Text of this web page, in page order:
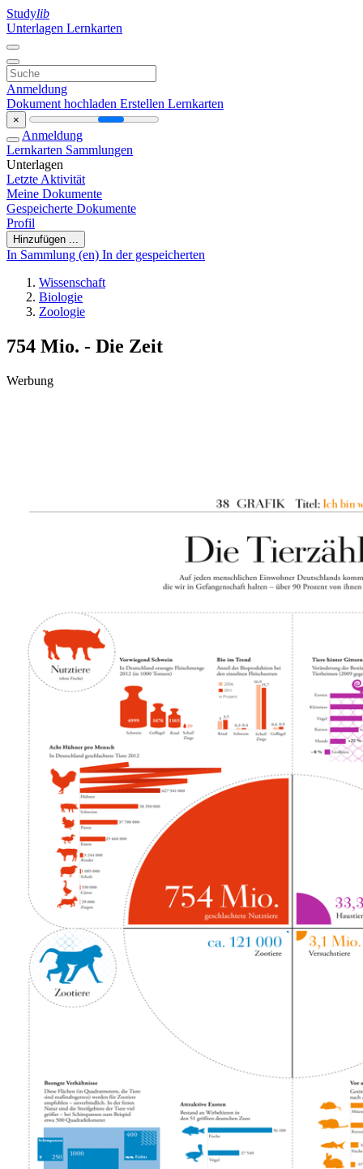
Studylib
Unterlagen Lernkarten
Anmeldung
Dokument hochladen Erstellen Lernkarten
×
Anmeldung
Lernkarten Sammlungen
Unterlagen
Letzte Aktivität
Meine Dokumente
Gespeicherte Dokumente
Profil
Hinzufügen ...
In Sammlung (en) In der gespeicherten
Wissenschaft
Biologie
Zoologie
754 Mio. - Die Zeit
Werbung